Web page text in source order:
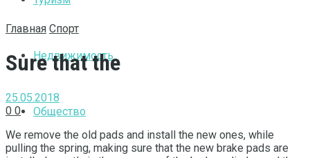
Недвижимость
Общество
Главная Спорт
Sure that the
25.05.2018
0 0
We remove the old pads and install the new ones, while
pulling the spring, making sure that the new brake pads are